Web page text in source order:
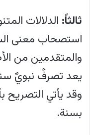
ثالثاً: الدلالات
استصحاب معنى
والمتقدمين من
يعد تصرفٌ نبويٌ سنةً
وقد يأتي
بسنة.